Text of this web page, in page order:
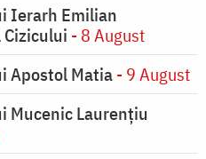
Ierarh Emilian
- 8 August
Apostol Matia- 9 August
Mucenic Laurențiu